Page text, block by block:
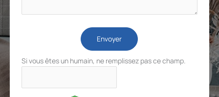
Envoyer
Si vous êtes un humain, ne remplissez pas ce champ.